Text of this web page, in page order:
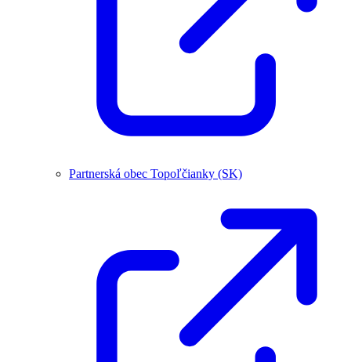
Partnerská obec Topoľčianky (SK)